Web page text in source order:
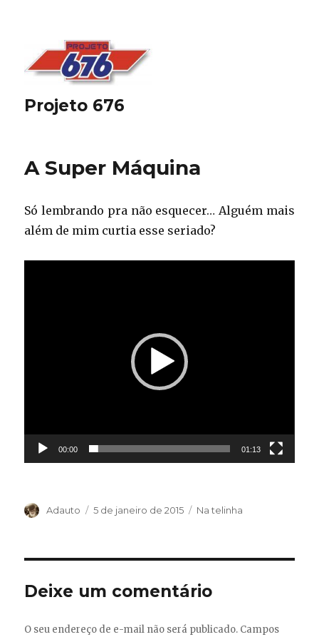
Projeto 676
A Super Máquina
Só lembrando pra não esquecer… Alguém mais
além de mim curtia esse seriado?
00:00 01:13
Autor
Adauto
Publicado
5 de janeiro de 2015 Categorias
Na telinha
Deixe um comentário
O seu endereço de e-mail não será publicado. Campos